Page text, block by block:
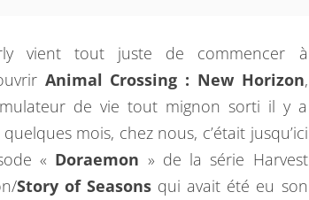
vient tout juste de commencer à
Animal Crossing : New Horizon,
de vie tout mignon sorti il y a
mois, chez nous, c’était jusqu’ici
« Doraemon » de la série Harvest
Story of Seasons qui avait été eu son